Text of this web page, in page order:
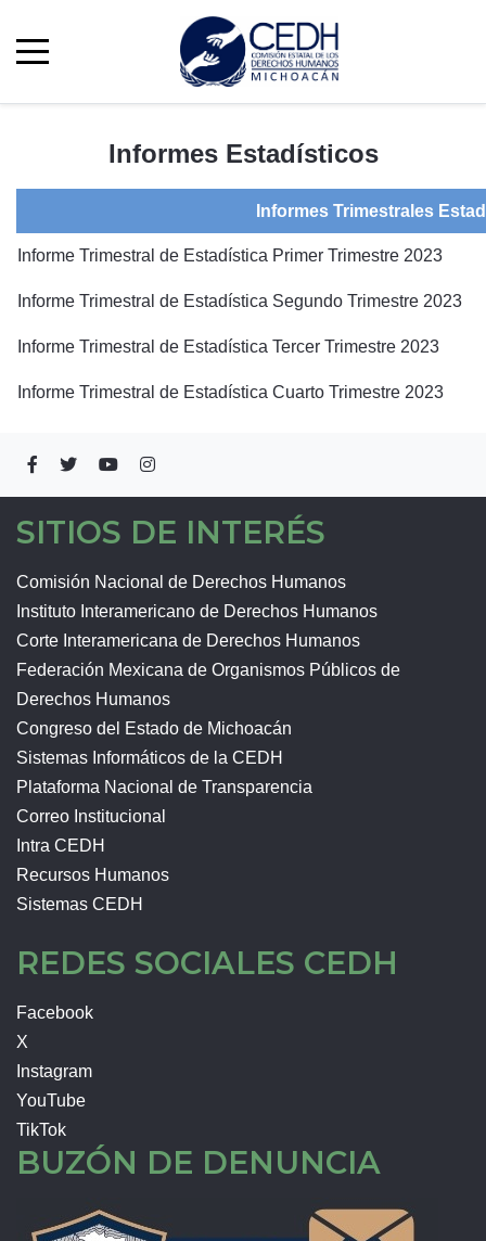
Informes Estadísticos
Informes Trimestrales
Informe Trimestral de Estadística Primer Trimestre 2023
Informe Trimestral de Estadística Segundo Trimestre 2023
Informe Trimestral de Estadística Tercer Trimestre 2023
Informe Trimestral de Estadística Cuarto Trimestre 2023
SITIOS DE INTERÉS
Comisión Nacional de Derechos Humanos
Instituto Interamericano de Derechos Humanos
Corte Interamericana de Derechos Humanos
Federación Mexicana de Organismos Públicos de
Derechos Humanos
Congreso del Estado de Michoacán
Sistemas Informáticos de la CEDH
Plataforma Nacional de Transparencia
Correo Institucional
Intra CEDH
Recursos Humanos
Sistemas CEDH
REDES SOCIALES CEDH
Facebook
X
Instagram
YouTube
TikTok
BUZÓN DE DENUNCIA